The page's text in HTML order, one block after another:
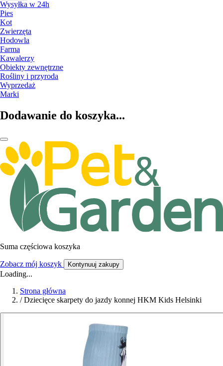
Wysyłka w 24h
Pies
Kot
Zwierzęta
Hodowla
Farma
Kawalerzy
Obiekty zewnętrzne
Rośliny i przyroda
Wyprzedaż
Marki
Dodawanie do koszyka...
Suma częściowa koszyka
Zobacz mój koszyk Kontynuuj zakupy
Loading...
Strona główna
/ Dziecięce skarpety do jazdy konnej HKM Kids Helsinki